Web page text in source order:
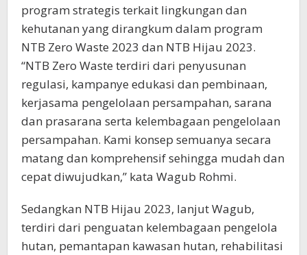
program strategis terkait lingkungan dan
kehutanan yang dirangkum dalam program
NTB Zero Waste 2023 dan NTB Hijau 2023.
“NTB Zero Waste terdiri dari penyusunan
regulasi, kampanye edukasi dan pembinaan,
kerjasama pengelolaan persampahan, sarana
dan prasarana serta kelembagaan pengelolaan
persampahan. Kami konsep semuanya secara
matang dan komprehensif sehingga mudah dan
cepat diwujudkan,” kata Wagub Rohmi.
Sedangkan NTB Hijau 2023, lanjut Wagub,
terdiri dari penguatan kelembagaan pengelola
hutan, pemantapan kawasan hutan, rehabilitasi